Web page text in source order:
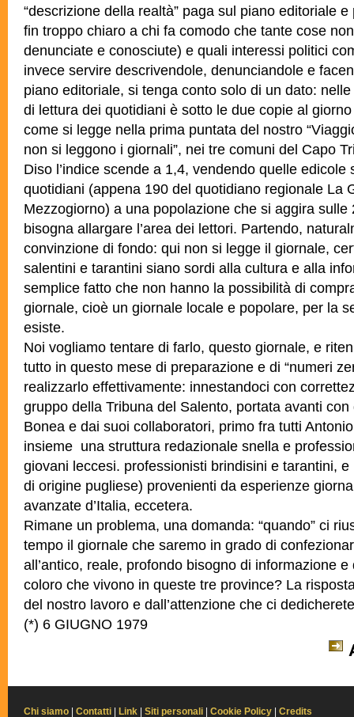
“descrizione della realtà” paga sul piano editoriale
fin troppo chiaro a chi fa comodo che tante cose
denunciate e conosciute) e quali interessi politici
invece servire descrivendole, denunciandole e
piano editoriale, si tenga conto solo di un dato:
di lettura dei quotidiani è sotto le due copie al
come si legge nella prima puntata del nostro
non si leggono i giornali”, nei tre comuni del Capo
Diso l’indice scende a 1,4, vendendo quelle edicole
quotidiani (appena 190 del quotidiano regionale La
Mezzogiorno) a una popolazione che si aggira sulle
bisogna allargare l’area dei lettori. Partendo,
convinzione di fondo: qui non si legge il giornale,
salentini e tarantini siano sordi alla cultura e alla
semplice fatto che non hanno la possibilità di
giornale, cioè un giornale locale e popolare, per la
esiste.
Noi vogliamo tentare di farlo, questo giornale, e
tutto in questo mese di preparazione e di “numeri
realizzarlo effettivamente: innestandoci con
gruppo della Tribuna del Salento, portata avanti
Bonea e dai suoi collaboratori, primo fra tutti
insieme una struttura redazionale snella e
giovani leccesi. professionisti brindisini e tarantini,
di origine pugliese) provenienti da esperienze
avanzate d’Italia, eccetera.
Rimane un problema, una domanda: “quando” ci
tempo il giornale che saremo in grado di
all’antico, reale, profondo bisogno di informazione
coloro che vivono in queste tre province? La
del nostro lavoro e dall’attenzione che ci
(*) 6 GIUGNO 1979
Chi siamo Contatti Link Siti personali Cookie Policy Credits